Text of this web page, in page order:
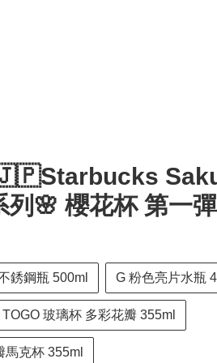
列🌸 櫻花杯 第一彈
銹鋼瓶 500ml G 粉色亮片水瓶
玻璃杯 多彩花瓣 355ml
馬克杯 355ml